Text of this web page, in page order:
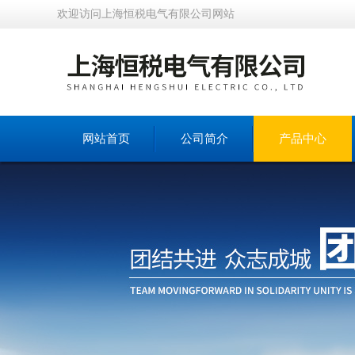
欢迎访问上海恒税电气有限公司网站
网站首页 公司简介 产品中心